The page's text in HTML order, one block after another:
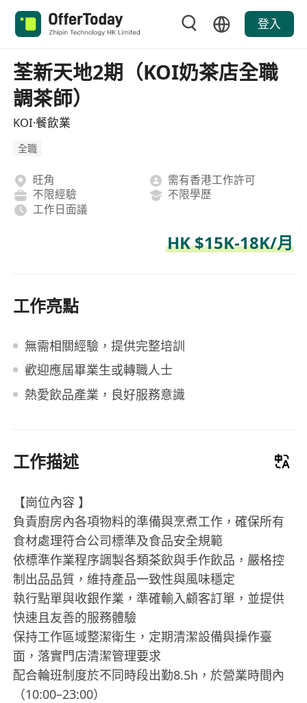
登入
荃新天地2期（KOI奶茶店全職
調茶師）
KOI·餐飲業
全職
旺角
需有香港工作許可
不限經驗
不限學歷
工作日面議
HK $15K-18K/月
工作亮點
無需相關經驗，提供完整培訓
歡迎應屆畢業生或轉職人士
熱愛飲品產業，良好服務意識
工作描述
【崗位內容 】
負責廚房內各項物料的準備與烹煮工作，確保所有
食材處理符合公司標準及食品安全規範
依標準作業程序調製各類茶飲與手作飲品，嚴格控
制出品品質，維持產品一致性與風味穩定
執行點單與收銀作業，準確輸入顧客訂單，並提供
快速且友善的服務體驗
保持工作區域整潔衛生，定期清潔設備與操作臺
面，落實門店清潔管理要求
配合輪班制度於不同時段出勤8.5h，於營業時間內
（10:00–23:00）